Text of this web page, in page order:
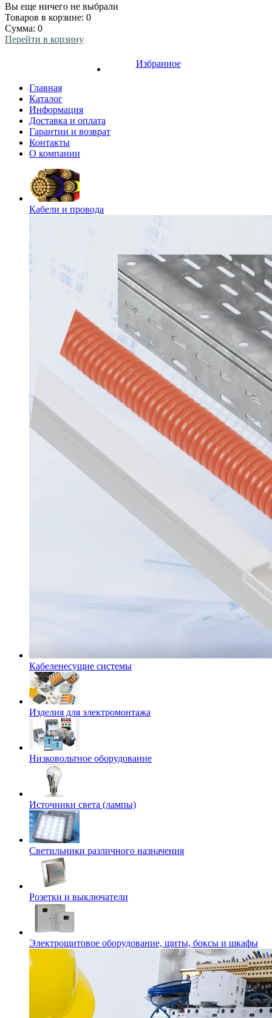
Вы еще ничего не выбрали
Товаров в корзине: 0
Сумма: 0
Перейти в корзину
Избранное
Главная
Каталог
Информация
Доставка и оплата
Гарантии и возврат
Контакты
О компании
Кабели и провода
Кабеленесущие системы
Изделия для электромонтажа
Низковольтное оборудование
Источники света (лампы)
Светильники различного назначения
Розетки и выключатели
Электрощитовое оборудование, щиты, боксы и шкафы